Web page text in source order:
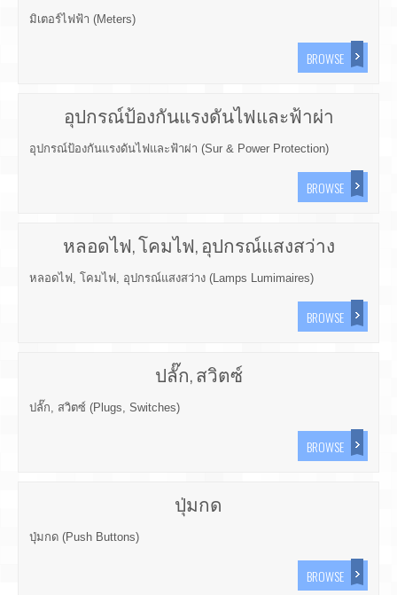
มิเตอร์ไฟฟ้า (Meters)
BROWSE
อุปกรณ์ป้องกันแรงดันไฟและฟ้าผ่า
อุปกรณ์ป้องกันแรงดันไฟและฟ้าผ่า (Sur & Power Protection)
BROWSE
หลอดไฟ, โคมไฟ, อุปกรณ์แสงสว่าง
หลอดไฟ, โคมไฟ, อุปกรณ์แสงสว่าง (Lamps Lumimaires)
BROWSE
ปลั๊ก, สวิตซ์
ปลั๊ก, สวิตซ์ (Plugs, Switches)
BROWSE
ปุ่มกด
ปุ่มกด (Push Buttons)
BROWSE